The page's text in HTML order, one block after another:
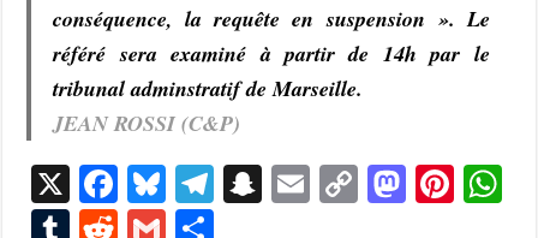
conséquence, la requête en suspension ». Le
référé sera examiné à partir de 14h par le
tribunal adminstratif de Marseille.
JEAN ROSSI (C&P)
X
F
ac
Bl
u
T
S
E
C
M Pi
T R G